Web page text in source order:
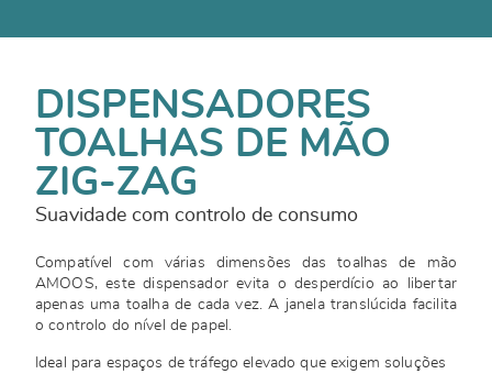
DISPENSADORES
TOALHAS DE MÃO
ZIG-ZAG
Suavidade com controlo de consumo
Compatível com várias dimensões das toalhas de mão
AMOOS, este dispensador evita o desperdício ao libertar
apenas uma toalha de cada vez. A janela translúcida facilita
o controlo do nível de papel.
Ideal para espaços de tráfego elevado que exigem soluções